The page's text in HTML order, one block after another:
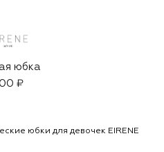
юбка
₽
юбки для девочек EIRENE